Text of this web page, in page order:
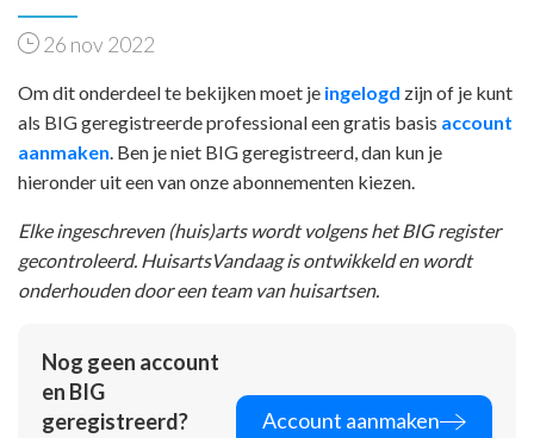
26 nov 2022
Om dit onderdeel te bekijken moet je ingelogd zijn of je kunt
als BIG geregistreerde professional een gratis basis account
aanmaken. Ben je niet BIG geregistreerd, dan kun je
hieronder uit een van onze abonnementen kiezen.
Elke ingeschreven (huis)arts wordt volgens het BIG register
gecontroleerd. HuisartsVandaag is ontwikkeld en wordt
onderhouden door een team van huisartsen.
Nog geen account
en BIG
geregistreerd?
Account aanmaken